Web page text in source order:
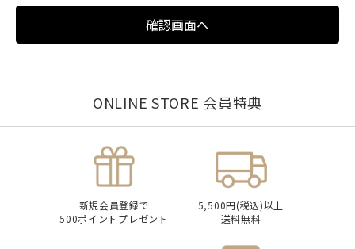
確認画面へ
ONLINE STORE 会員特典
新規会員登録で
500ポイントプレゼント
5,500円(税込)以上
送料無料